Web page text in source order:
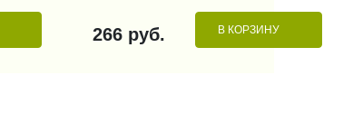
266 руб. В КОРЗИНУ